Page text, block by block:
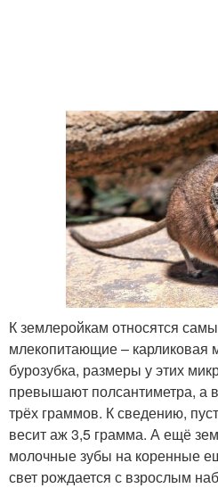
К землеройкам относятся
млекопитающие – карликовая
бурозубка, размеры у этих
превышают полсантиметра, а
трёх граммов. К сведению,
весит аж 3,5 грамма. А ещё
молочные зубы на коренные
свет рождается с взрослым